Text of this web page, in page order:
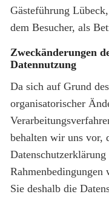
Gästeführung
dem Besucher, als
Zweckänderungen
Datennutzung
Da sich auf Grund
organisatorischer
behalten wir uns vor,
Datenschutzerklärung
Sie deshalb die